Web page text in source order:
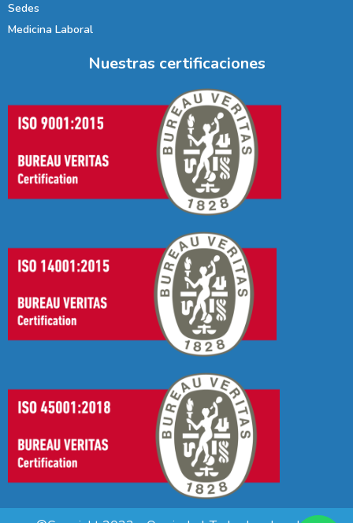
Sedes
Medicina Laboral
Nuestras certificaciones